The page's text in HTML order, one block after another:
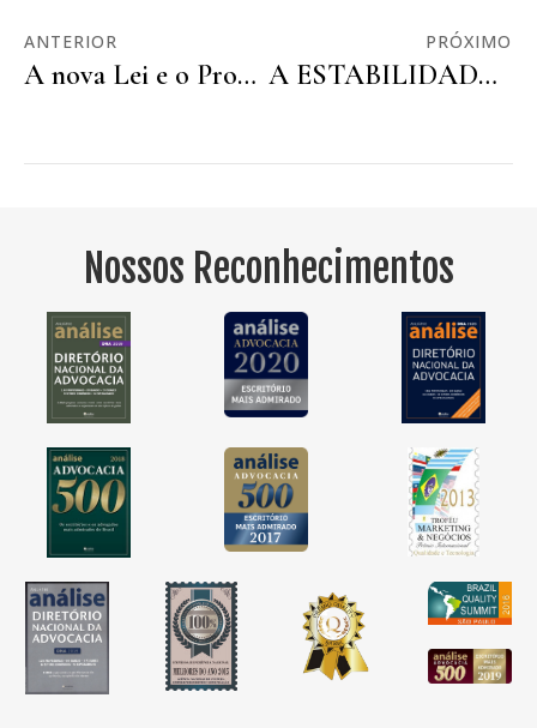
ANTERIOR
A nova Lei e o Programa Emprega + Mulheres
PRÓXIMO
A ESTABILIDADE DO EMPREGADO PORTADOR DE DOENÇA GRAVE
Nossos Reconhecimentos